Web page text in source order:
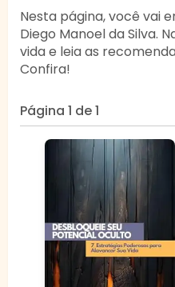
Nesta página, você vai
Diego Manoel da Silva.
vida e leia as
Confira!
Página 1 de 1